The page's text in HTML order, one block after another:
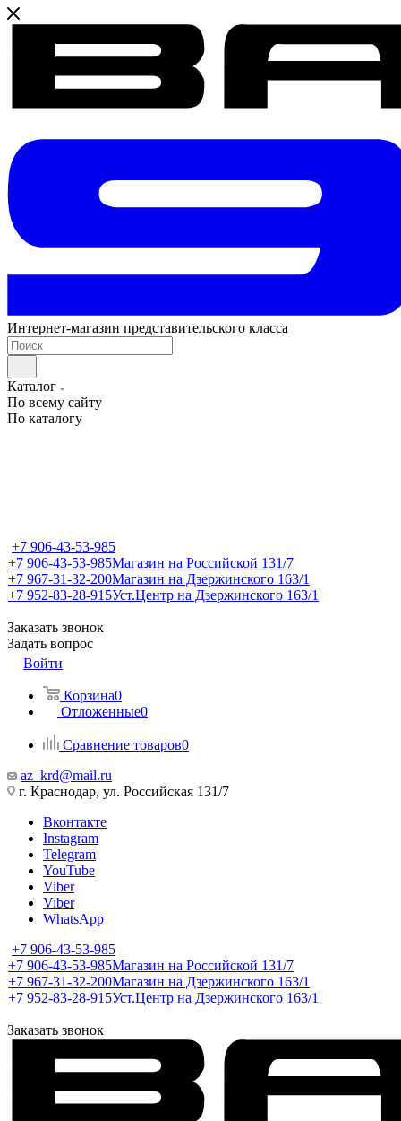
Интернет-магазин представительского класса
Каталог
По всему сайту
По каталогу
+7 906-43-53-985
+7 906-43-53-985Магазин на Российской 131/7
+7 967-31-32-200Магазин на Дзержинского 163/1
+7 952-83-28-915Уст.Центр на Дзержинского 163/1
Заказать звонок
Задать вопрос
Войти
Корзина0
Отложенные0
Сравнение товаров0
az_krd@mail.ru
г. Краснодар, ул. Российская 131/7
Вконтакте
Instagram
Telegram
YouTube
Viber
Viber
WhatsApp
+7 906-43-53-985
+7 906-43-53-985Магазин на Российской 131/7
+7 967-31-32-200Магазин на Дзержинского 163/1
+7 952-83-28-915Уст.Центр на Дзержинского 163/1
Заказать звонок